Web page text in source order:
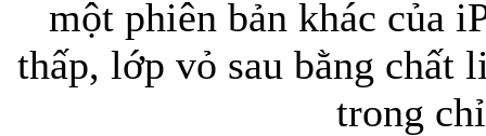
một phiên bản khác của
thấp, lớp vỏ sau bằng chất
trong